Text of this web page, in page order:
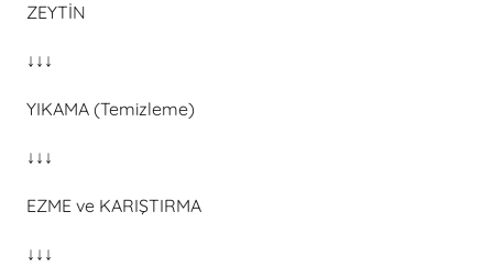
ZEYTİN
↓↓↓
YIKAMA (Temizleme)
↓↓↓
EZME ve KARIŞTIRMA
↓↓↓